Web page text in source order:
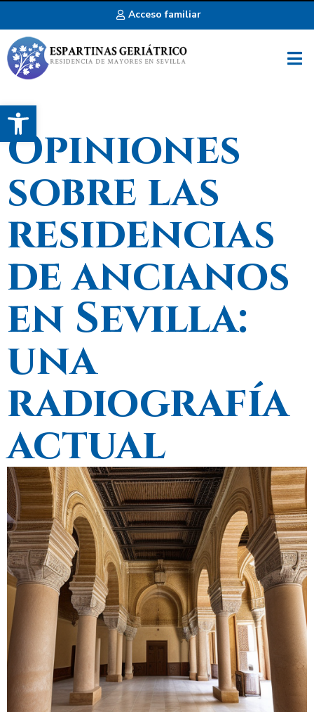
Abrir barra de herramientas
Acceso familiar
Opiniones
sobre las
residencias
de ancianos
en Sevilla:
una
radiografía
actual